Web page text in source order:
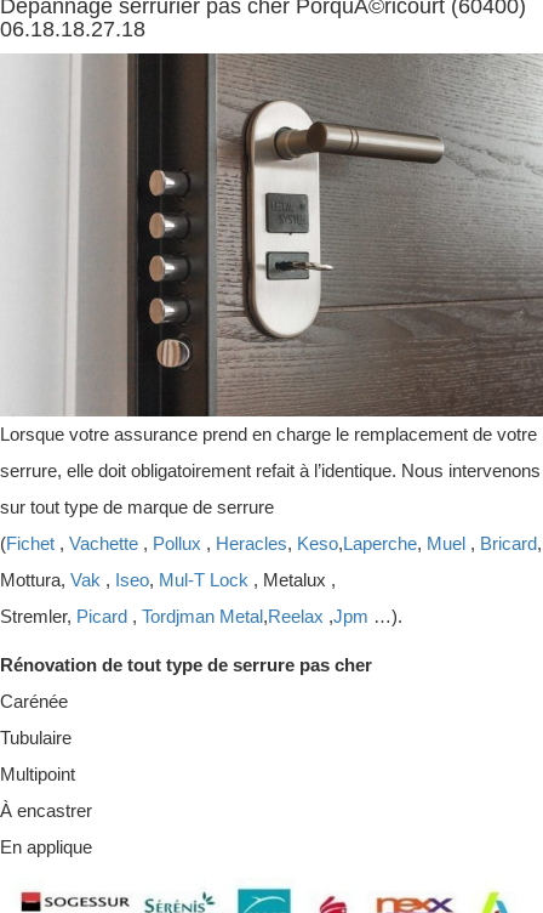
Dépannage serrurier pas cher PorquÃ©ricourt (60400)
06.18.18.27.18
Lorsque votre assurance prend en charge le remplacement de votre
serrure, elle doit obligatoirement refait à l’identique. Nous intervenons
sur tout type de marque de serrure
(Fichet , Vachette , Pollux , Heracles, Keso,Laperche, Muel , Bricard,
Mottura, Vak , Iseo, Mul-T Lock , Metalux ,
Stremler, Picard , Tordjman Metal,Reelax ,Jpm …).
Rénovation de tout type de serrure pas cher
Carénée
Tubulaire
Multipoint
À encastrer
En applique